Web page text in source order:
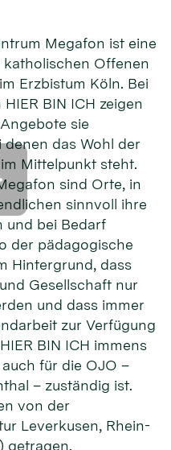
Megafon ist eine
Offenen
Erzbistum Köln. Bei
BIN ICH zeigen
sie
das Wohl der
Mittelpunkt steht.
sind Orte, in
sinnvoll ihre
und bei Bedarf
der pädagogische
Hintergrund, dass
Gesellschaft nur
und dass immer
zur Verfügung
BIN ICH immens
für die OJO –
– zuständig ist.
von der
Leverkusen, Rhein-
getragen.